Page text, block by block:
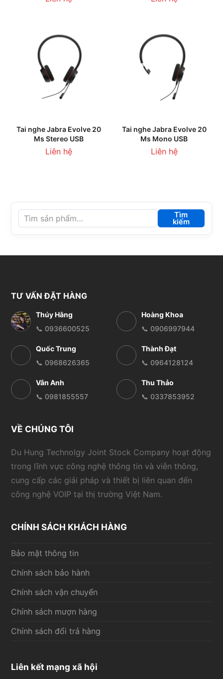
Tai nghe Jabra Evolve 20
Ms Stereo USB
Liên hệ
Tai nghe Jabra Evolve 20
Ms Mono USB
Liên hệ
Tìm
kiếm
TƯ VẤN ĐẶT HÀNG
Thúy Hằng
📞 0936600525
Hoàng Khoa
📞 0906997944
Quốc Trung
📞 0968626365
Thành Đạt
📞 0964128124
Vân Anh
📞 0981855557
Thu Thảo
📞 0337853952
VỀ CHÚNG TÔI
Du Hung Technolgy Joint Stock Company hoạt động
trong lĩnh vực công nghệ thông tin và viễn thông,
cung cấp các giải pháp và thiết bị liên quan đến
công nghệ VOIP tại thị trường Việt Nam.
CHÍNH SÁCH KHÁCH HÀNG
Bảo mật thông tin
Chính sách bảo hành
Chính sách vận chuyển
Chính sách mượn hàng
Chính sách đổi trả hàng
Liên kết mạng xã hội